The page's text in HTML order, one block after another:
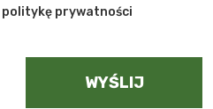
politykę prywatności
WYŚLIJ